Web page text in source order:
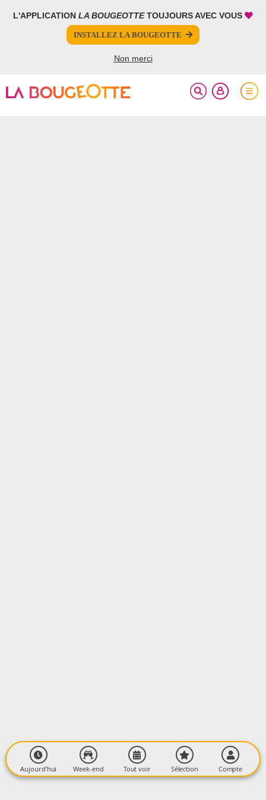
L'APPLICATION LA BOUGEOTTETOUJOURS AVEC VOUS
INSTALLEZ LA BOUGEOTTE
Non merci
Aujourd’hui Week-end Tout voir Sélection Compte
FERMER
Votre inscription à la newsletter a été effectuée.